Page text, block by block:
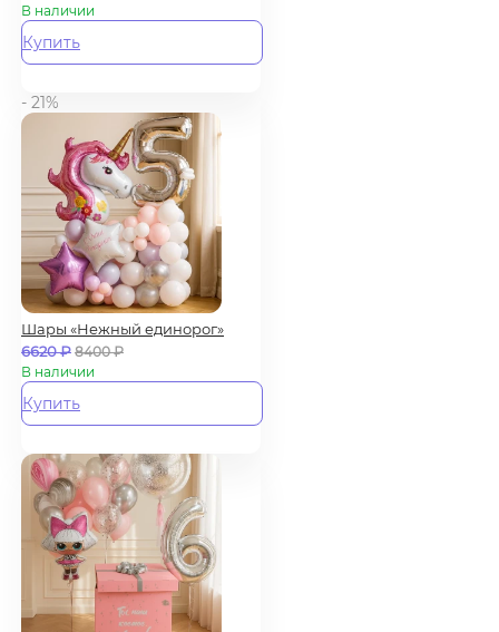
В наличии
Купить
- 21%
Шары «Нежный единорог»
6620₽ 8400₽
В наличии
Купить